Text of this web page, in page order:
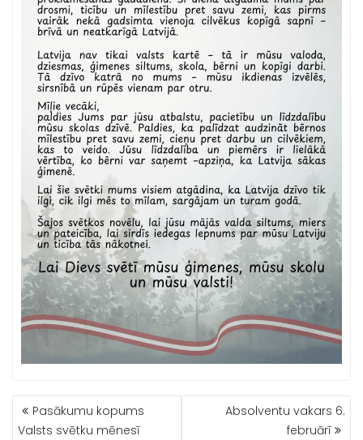
ZIŅU
IZVĒLNE
Pasākumu kopums
Valsts svētku mēnesī
Absolventu vakars 6.
februārī